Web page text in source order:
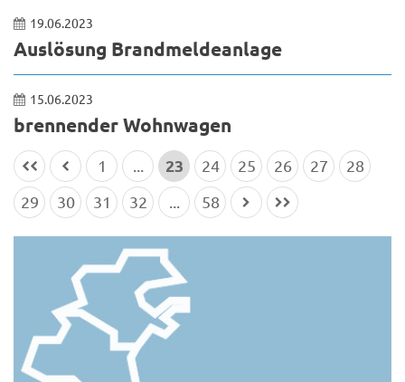
19.06.2023
Auslösung Brandmeldeanlage
15.06.2023
brennender Wohnwagen
1 23 24 25 26 27
28
29
30 31 32 58